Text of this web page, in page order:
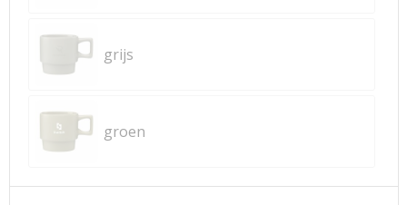
grijs
groen